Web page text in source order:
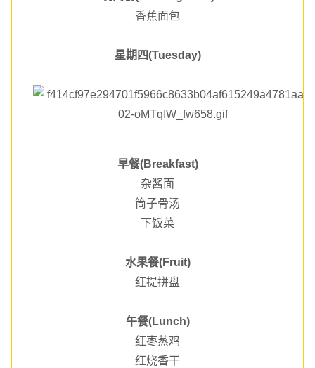
香蕉面包
星期四(Tuesday)
早餐(Breakfast)
杂酱面
筒子骨汤
下饭菜
水果餐(Fruit)
红提拼盘
午餐(Lunch)
红枣蒸鸡
红烧香干